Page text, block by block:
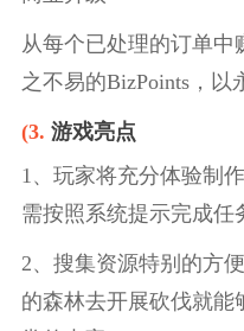
从每个已处理的订单中
之不易的BizPoints，以
(3. 游戏亮点
1、玩家将充分体验制
需按照系统提示完成任
2、搜集资源特别的方
的森林去开展砍伐就能